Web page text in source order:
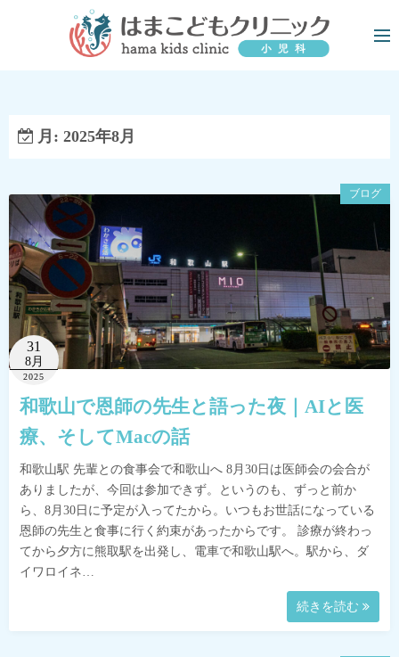
ッ
プ
月: 2025年8月
ブログ
31
8月
2025
和歌山で恩師の先生と語った夜｜AIと医
療、そしてMacの話
和歌山駅 先輩との食事会で和歌山へ 8月30日は医師会の会合が
ありましたが、今回は参加できず。というのも、ずっと前か
ら、8月30日に予定が入ってたから。いつもお世話になっている
恩師の先生と食事に行く約束があったからです。 診療が終わっ
てから夕方に熊取駅を出発し、電車で和歌山駅へ。駅から、ダ
イワロイネ…
続きを読む